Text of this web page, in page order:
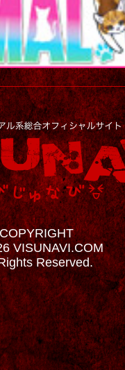
VISUNAVI.COM
Reserved.